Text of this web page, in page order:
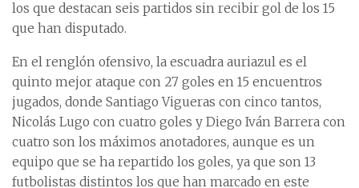
los que destacan seis partidos sin recibir gol de los 15
que han disputado.
En el renglón ofensivo, la escuadra auriazul es el
quinto mejor ataque con 27 goles en 15 encuentros
jugados, donde Santiago Vigueras con cinco tantos,
Nicolás Lugo con cuatro goles y Diego Iván Barrera con
cuatro son los máximos anotadores, aunque es un
equipo que se ha repartido los goles, ya que son 13
futbolistas distintos los que han marcado en este